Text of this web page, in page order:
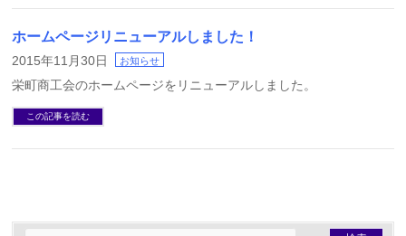
ホームページリニューアルしました！
2015年11月30日 お知らせ
栄町商工会のホームページをリニューアルしました。
この記事を読む